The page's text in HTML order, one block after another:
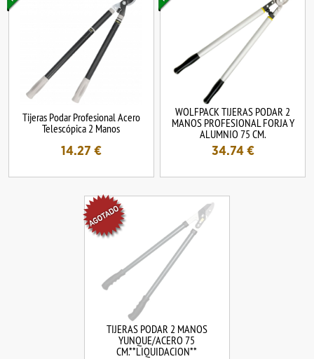
Tijeras Podar Profesional Acero
Telescópica 2 Manos
14.27 €
WOLFPACK TIJERAS PODAR 2
MANOS PROFESIONAL FORJA Y
ALUMNIO 75 CM.
34.74€
TIJERAS PODAR 2 MANOS
YUNQUE/ACERO 75
CM.**LIQUIDACION**